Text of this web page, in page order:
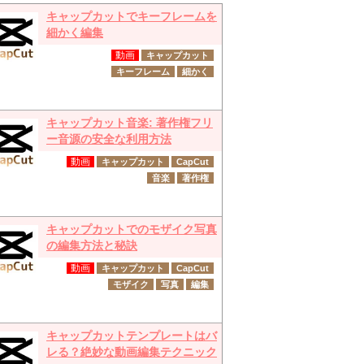
キャップカットでキーフレームを
細かく編集
動画
キャップカット
キーフレーム
細かく
キャップカット音楽: 著作権フリ
ー音源の安全な利用方法
動画 キャップカット
CapCut
音楽
著作権
キャップカットでのモザイク写真
の編集方法と秘訣
動画 キャップカット
CapCut
モザイク
写真 編集
キャップカットテンプレートはバ
レる？絶妙な動画編集テクニック